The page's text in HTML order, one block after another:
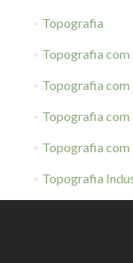
Topografia
Topografia com
Topografia com
Topografia com
Topografia com
Topografia